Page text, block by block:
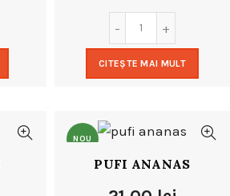
CITEȘTE MAI MULT
NOU
PUFI ANANAS